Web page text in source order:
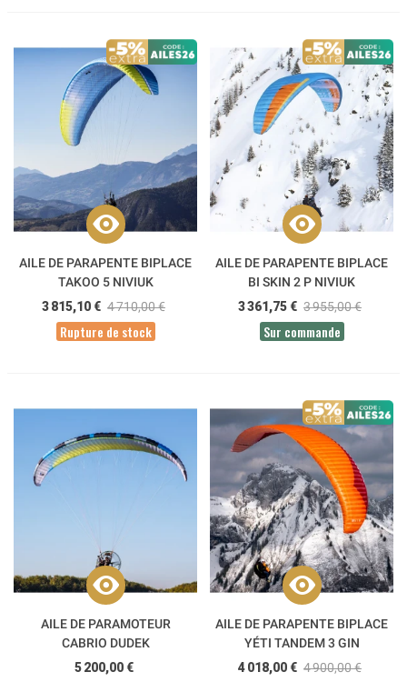
AILE DE PARAPENTE BIPLACE
TAKOO 5 NIVIUK
3 815,10 € 4 710,00 €
Rupture de stock
AILE DE PARAPENTE BIPLACE
BI SKIN 2 P NIVIUK
3 361,75 € 3 955,00 €
Sur commande
AILE DE PARAMOTEUR
CABRIO DUDEK
5 200,00 €
AILE DE PARAPENTE BIPLACE
YÉTI TANDEM 3 GIN
4 018,00 € 4 900,00 €